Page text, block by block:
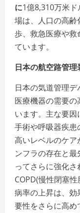
に1億8,310万米
場は、人口の高
歩、救急医療や救
ています。
日本の航空路管
日本の気道管理
医療機器の需要
います。主な要因
手術や呼吸器疾患
高いレベルのケア
ンフラの存在と
ってさらに強化
COPD(慢性閉塞
病率の上昇は、
要性をさらに高